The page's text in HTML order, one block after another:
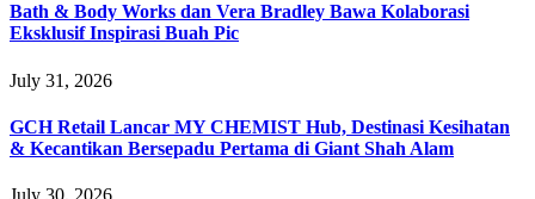
Bath & Body Works dan Vera Bradley Bawa Kolaborasi
Eksklusif Inspirasi Buah Pic
July 31, 2026
GCH Retail Lancar MY CHEMIST Hub, Destinasi Kesihatan
& Kecantikan Bersepadu Pertama di Giant Shah Alam
July 30, 2026